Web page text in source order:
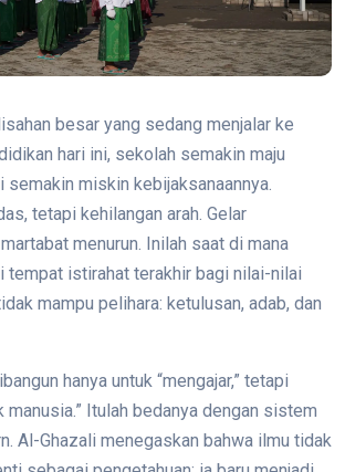
besar yang sedang menjalar ke
hari ini, sekolah semakin maju
miskin kebijaksanaannya.
tetapi kehilangan arah. Gelar
menurun. Inilah saat di mana
tempat istirahat terakhir bagi nilai-nilai
mampu pelihara: ketulusan, adab, dan
hanya untuk “mengajar,” tetapi
manusia.” Itulah bedanya dengan sistem
Al-Ghazali menegaskan bahwa ilmu tidak